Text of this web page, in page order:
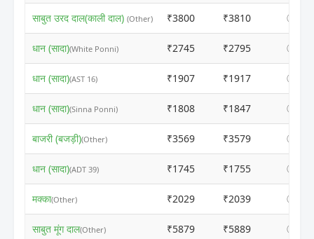
साबुत उरद दाल(काली दाल) (Other) ₹3800 ₹3810 ⓘ
धान (सादा)(White Ponni) ₹2745 ₹2795 ⓘ
धान (सादा)(AST 16) ₹1907 ₹1917 ⓘ
धान (सादा)(Sinna Ponni) ₹1808 ₹1847 ⓘ
बाजरी (बजड़ी)(Other) ₹3569 ₹3579 ⓘ
धान (सादा)(ADT 39) ₹1745 ₹1755 ⓘ
मक्का(Other) ₹2029 ₹2039 ⓘ
साबुत मूंग दाल(Other) ₹5879 ₹5889 ⓘ